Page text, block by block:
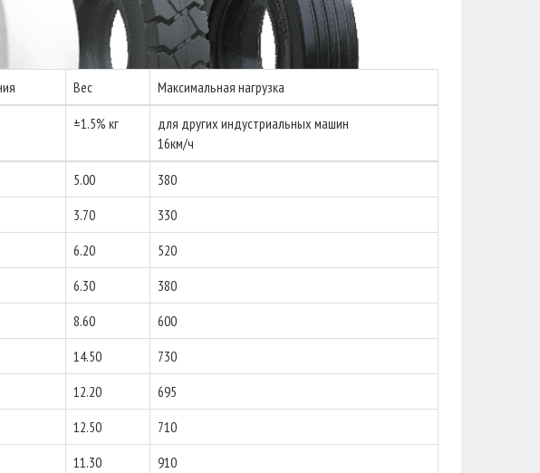
Вес
Максимальная нагрузка
±1.5% кг
для других индустриальных машин
16км/ч
5.00
380
3.70
330
6.20
520
6.30
380
8.60
600
14.50
730
12.20
695
12.50
710
11.30
910